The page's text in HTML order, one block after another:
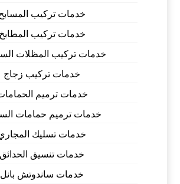
خدمات تركيب
خدمات تركيب المطابخ
خدمات تركيب المظلات
خدمات تركيب زجاج
خدمات ترميم
خدمات ترميم حمامات
خدمات تسليك
خدمات تنسيق الحدائق
خدمات ساندوتش بانل